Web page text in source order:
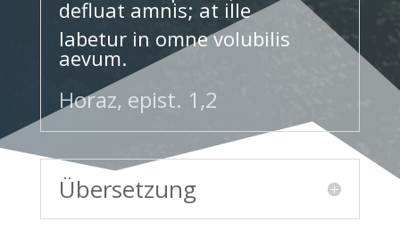
defluat amnis; at ille
labetur in omne volubilis
aevum.
Horaz, epist. 1,2
Übersetzung